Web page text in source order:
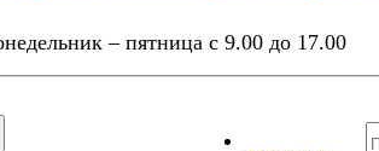
– пятница с 9.00 до 17.00